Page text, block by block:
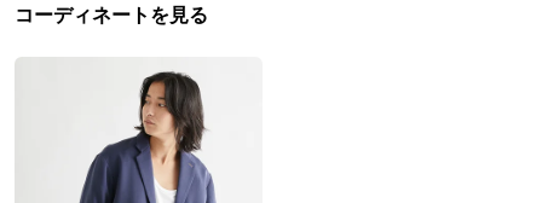
コーディネートを見る